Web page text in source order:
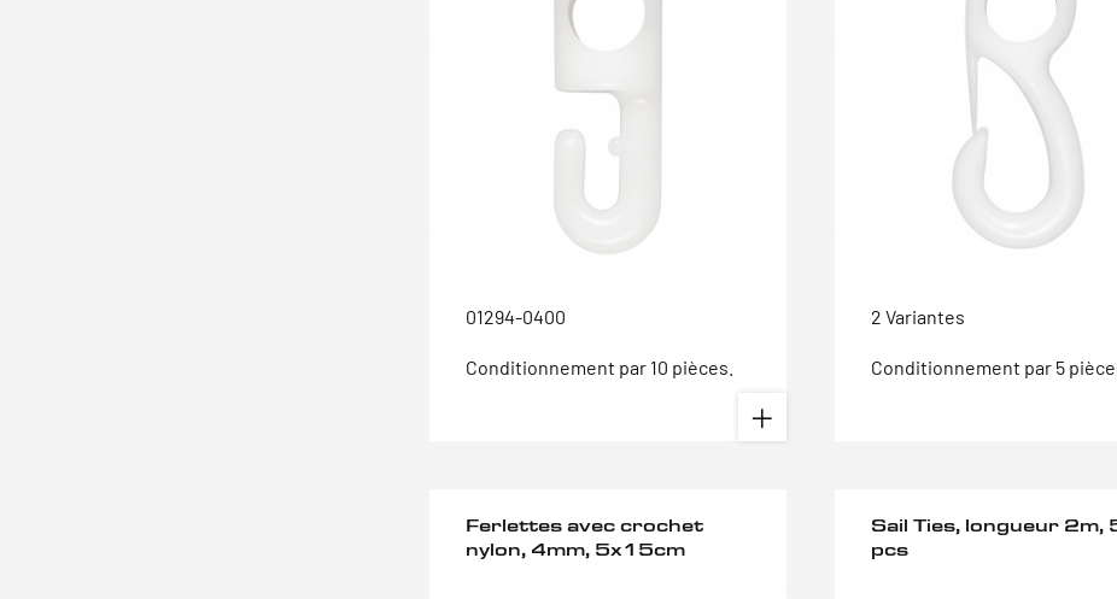
01294-0400
Conditionnement par 10 pièces.
2 Variantes
Conditionnement par 5
Ferlettes avec crochet
nylon, 4mm, 5x15cm
Sail Ties, longueur 2m,
pcs